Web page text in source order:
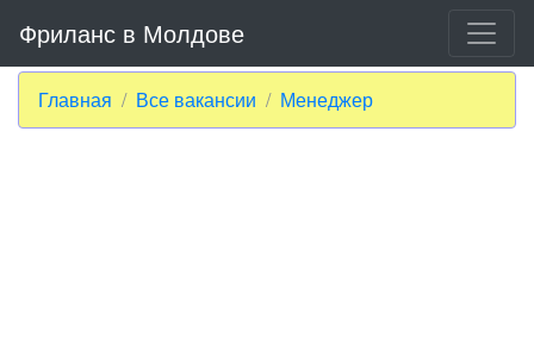
Фриланс в Молдове
Главная Все вакансии Менеджер